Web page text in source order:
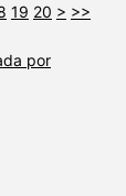
19 20 > >>
por